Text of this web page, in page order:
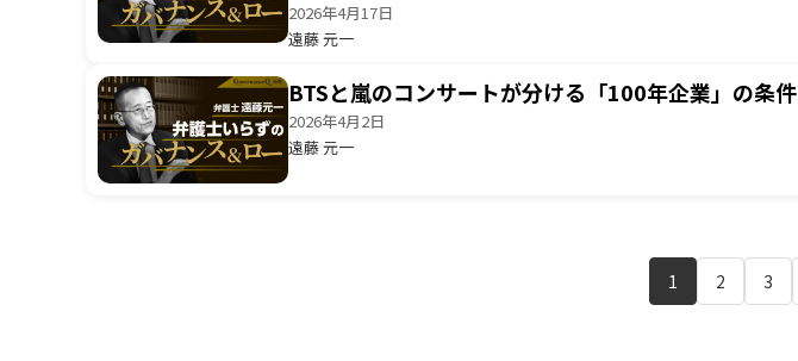
2026年4月17日
遠藤 元一
BTSと嵐のコンサートが分ける「100年企業」の条
2026年4月2日
遠藤 元一
1 2 3